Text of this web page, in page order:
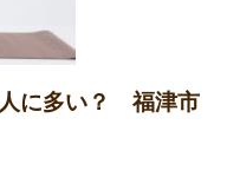
人に多い？ 福津市